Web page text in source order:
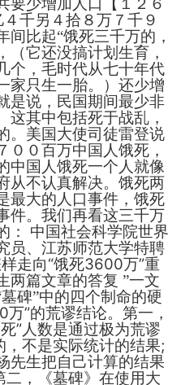
要少增加人口【１２６
千另４拾８万７千９
比起“饿死三千万的，
（它还没搞计划生育，
个，毛时代从七十年代
家只生一胎。）还少增
是说，民国期间最少非
这其中包括死于战乱，
。美国大使司徒雷登说
００百万中国人饿死，
中国人饿死一个人就像
从不认真解决。饿死两
最大的人口事件，饿死
件。我们再看这三千万
：
中国社会科学院世界
员、江苏师范大学特聘
走向“饿死3600万”重
两篇文章的答复 ”一文
碑”中的四个制命的硬
万”的荒谬结论。第一，
”人数是通过极为荒谬
，不是实际统计的结果;
先生把自己计算的结果
二，《墓碑》在使用大